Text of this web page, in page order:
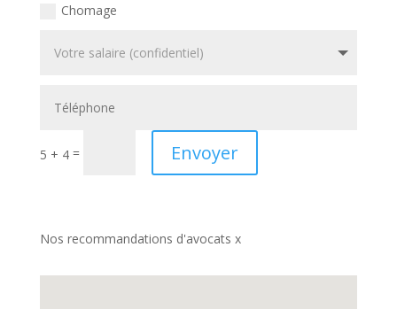
Chomage
5 + 4= Envoyer
Nos recommandations d'avocats x